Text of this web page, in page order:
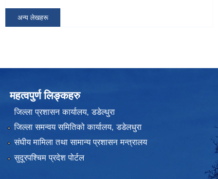
अन्य लेखहरू
महत्वपुर्ण लिङ्कहरु
जिल्ला प्रशासन कार्यालय, डडेल्धुरा
जिल्ला समन्वय समितिको कार्यालय, डडेलधुरा
संघीय मामिला तथा सामान्य प्रशासन मन्त्रालय
सुदूरपश्चिम प्रदेश पोर्टल